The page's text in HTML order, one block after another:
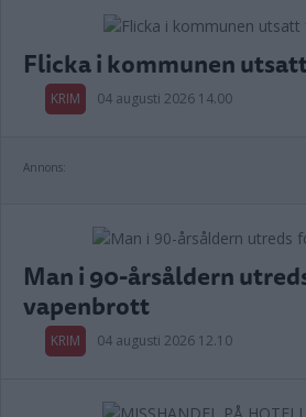
Flicka i kommunen
KRIM 04 augusti 2026 14.00
Annons:
Man i 90-årsåldern
vapenbrott
KRIM 04 augusti 2026 12.10